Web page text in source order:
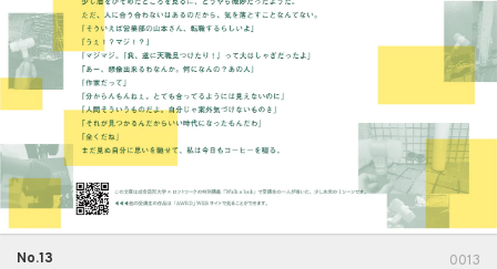
0013
No.13